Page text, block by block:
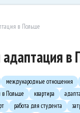
в Польше
в
международные отношения
в Польше квартира
работа для студента